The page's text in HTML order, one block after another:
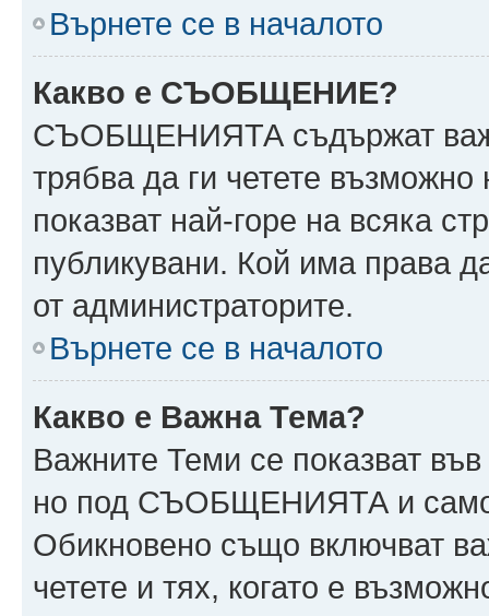
Върнете се в началото
Какво е СЪОБЩЕНИЕ?
СЪОБЩЕНИЯТА съдържат
трябва да ги четете
показват най-горе на всяка
публикувани. Кой има
от администраторите.
Върнете се в началото
Какво е Важна Тема?
Важните Теми се показват
но под СЪОБЩЕНИЯТА и само
Обикновено също включват
четете и тях, когато е